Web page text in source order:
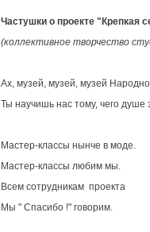
Частушки о проекте "Крепкая
(коллективное творчество
Ах, музей, музей, музей
Ты научишь нас тому, чего душе
Мастер-классы нынче в моде.
Мастер-классы любим мы.
Всем сотрудникам проекта
Мы " Спасибо !" говорим.